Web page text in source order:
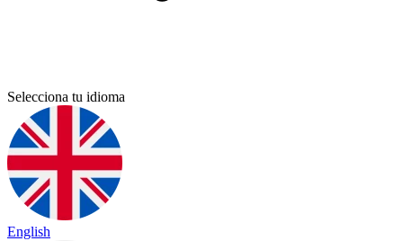
Selecciona tu idioma
English